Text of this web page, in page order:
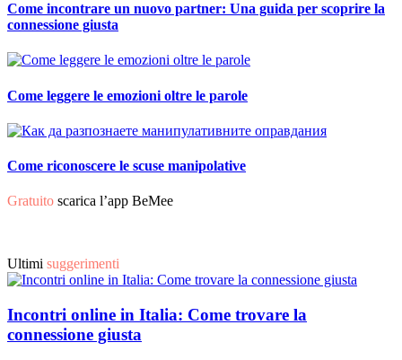
Come incontrare un nuovo partner: Una guida per scoprire la
connessione giusta
Come leggere le emozioni oltre le parole
Come riconoscere le scuse manipolative
Gratuito scarica l’app BeMee
Ultimi suggerimenti
Incontri online in Italia: Come trovare la
connessione giusta